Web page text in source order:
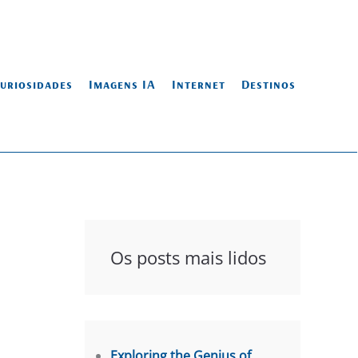
Imagens IA Internet Destinos
Os posts mais lidos